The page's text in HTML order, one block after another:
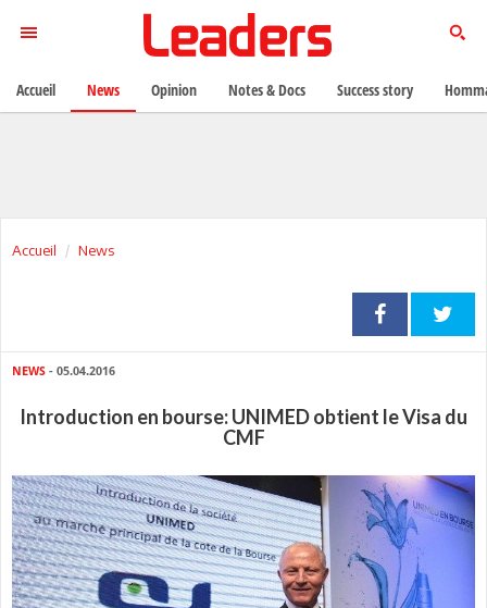
Accueil News
NEWS - 05.04.2016
Introduction en bourse: UNIMED obtient le Visa du
CMF
Accueil News Opinion Notes & Docs Success story